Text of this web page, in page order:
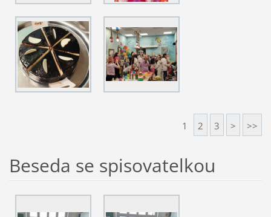
1 2 3 > >>
Beseda se spisovatelkou